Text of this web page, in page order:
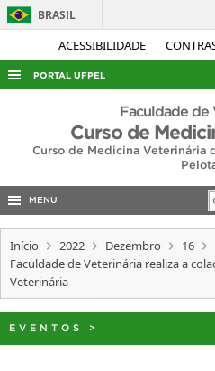
ACESSIBILIDADE
BRASIL
PORTAL UFPEL
ACESSO À INFORMAÇÃO
AUDITORIA
CONCURSOS
EDITAIS
INTERNACIONAL
Faculdade de
Curso de
Curso de Medicina Veterinária
MENU
Início 2022 Dezembro
16
Faculdade de Veterinária realiza a
Veterinária
EVENTOS >